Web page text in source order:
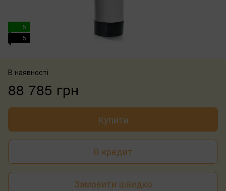
5
5
В наявності
88 785 грн
Купити
В кредит
Замовити швидко